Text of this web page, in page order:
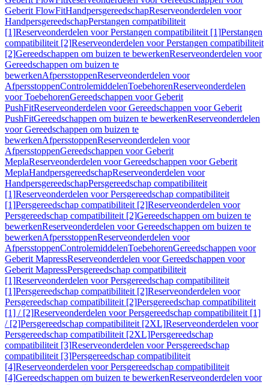
Geberit FlowFitHandpersgereedschapReserveonderdelen voor
HandpersgereedschapPerstangen compatibiliteit
[1]Reserveonderdelen voor Perstangen compatibiliteit [1]Perstangen
compatibiliteit [2]Reserveonderdelen voor Perstangen compatibiliteit
[2]Gereedschappen om buizen te bewerkenReserveonderdelen voor
Gereedschappen om buizen te
bewerkenAfpersstoppenReserveonderdelen voor
AfpersstoppenControlemiddelenToebehorenReserveonderdelen
voor ToebehorenGereedschappen voor Geberit
PushFitReserveonderdelen voor Gereedschappen voor Geberit
PushFitGereedschappen om buizen te bewerkenReserveonderdelen
voor Gereedschappen om buizen te
bewerkenAfpersstoppenReserveonderdelen voor
AfpersstoppenGereedschappen voor Geberit
MeplaReserveonderdelen voor Gereedschappen voor Geberit
MeplaHandpersgereedschapReserveonderdelen voor
HandpersgereedschapPersgereedschap compatibiliteit
[1]Reserveonderdelen voor Persgereedschap compatibiliteit
[1]Persgereedschap compatibiliteit [2]Reserveonderdelen voor
Persgereedschap compatibiliteit [2]Gereedschappen om buizen te
bewerkenReserveonderdelen voor Gereedschappen om buizen te
bewerkenAfpersstoppenReserveonderdelen voor
AfpersstoppenControlemiddelenToebehorenGereedschappen voor
Geberit MapressReserveonderdelen voor Gereedschappen voor
Geberit MapressPersgereedschap compatibiliteit
[1]Reserveonderdelen voor Persgereedschap compatibiliteit
[1]Persgereedschap compatibiliteit [2]Reserveonderdelen voor
Persgereedschap compatibiliteit [2]Persgereedschap compatibiliteit
[1] / [2]Reserveonderdelen voor Persgereedschap compatibiliteit [1]
/ [2]Persgereedschap compatibiliteit [2XL]Reserveonderdelen voor
Persgereedschap compatibiliteit [2XL]Persgereedschap
compatibiliteit [3]Reserveonderdelen voor Persgereedschap
compatibiliteit [3]Persgereedschap compatibiliteit
[4]Reserveonderdelen voor Persgereedschap compatibiliteit
[4]Gereedschappen om buizen te bewerkenReserveonderdelen voor